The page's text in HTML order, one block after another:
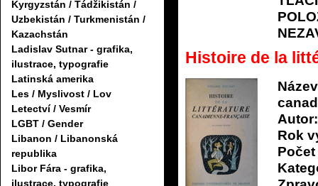
Kyrgyzstán / Tádžikistán /
Uzbekistán / Turkmenistán /
Kazachstán
Ladislav Sutnar - grafika,
ilustrace, typografie
Latinská amerika
Les / Myslivost / Lov
Letectví / Vesmír
LGBT / Gender
Libanon / Libanonská
republika
Libor Fára - grafika,
ilustrace, typografie
Histoire de la
Autor:
Rok